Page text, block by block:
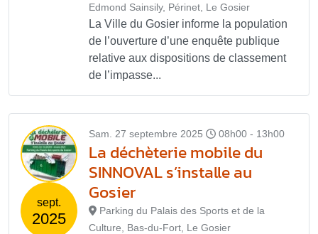
Edmond Sainsily, Périnet, Le Gosier
La Ville du Gosier informe la population
de l’ouverture d’une enquête publique
relative aux dispositions de classement
de l’impasse...
sept.
2025
Sam. 27 septembre 2025 08h00 - 13h00
La déchèterie mobile du
SINNOVAL s’installe au
Gosier
Parking du Palais des Sports et de la
Culture, Bas-du-Fort, Le Gosier